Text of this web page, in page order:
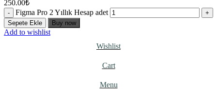
250.00₺
Figma Pro 2 Yıllık Hesap adet
Sepete Ekle Buy now
Add to wishlist
Wishlist
Cart
Menu